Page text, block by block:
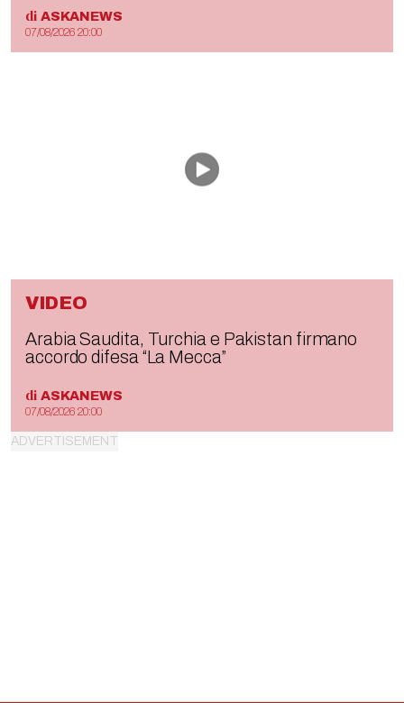
di ASKANEWS
07/08/2026 20:00
VIDEO
Arabia Saudita, Turchia e Pakistan firmano
accordo difesa “La Mecca”
di ASKANEWS
07/08/2026 20:00